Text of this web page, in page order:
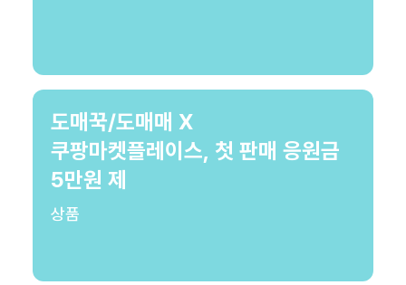
도매꾹/도매매 X
쿠팡마켓플레이스, 첫 판매 응원금
5만원 제
상품